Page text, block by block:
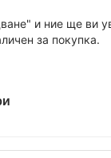
и ние ще ви
за покупка.